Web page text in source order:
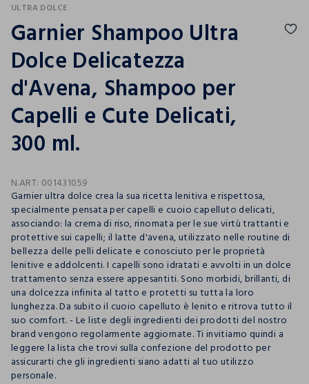
ULTRA DOLCE
Garnier Shampoo Ultra
Dolce Delicatezza
d'Avena, Shampoo per
Capelli e Cute Delicati,
300 ml.
N.ART: 001431059
Garnier ultra dolce crea la sua ricetta lenitiva e rispettosa,
specialmente pensata per capelli e cuoio capelluto delicati,
associando: la crema di riso, rinomata per le sue virtù trattanti e
protettive sui capelli; il latte d'avena, utilizzato nelle routine di
bellezza delle pelli delicate e conosciuto per le proprietà
lenitive e addolcenti. I capelli sono idratati e avvolti in un dolce
trattamento senza essere appesantiti. Sono morbidi, brillanti, di
una dolcezza infinita al tatto e protetti su tutta la loro
lunghezza. Da subito il cuoio capelluto è lenito e ritrova tutto il
suo comfort. - Le liste degli ingredienti dei prodotti del nostro
brand vengono regolarmente aggiornate. Ti invitiamo quindi a
leggere la lista che trovi sulla confezione del prodotto per
assicurarti che gli ingredienti siano adatti al tuo utilizzo
personale.